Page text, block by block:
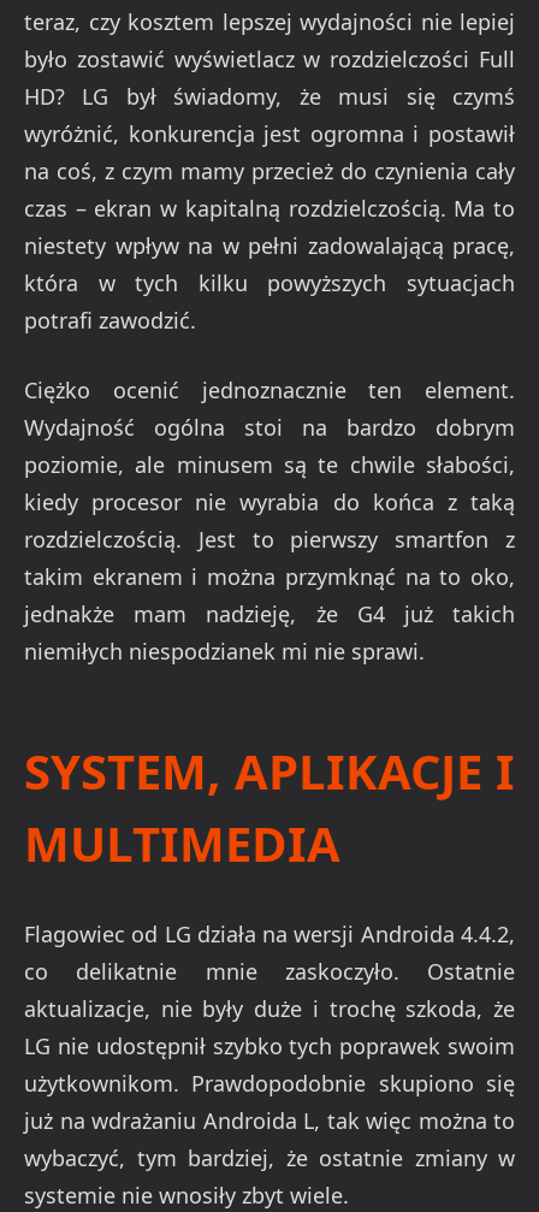
teraz, czy kosztem lepszej wydajności nie lepiej
było zostawić wyświetlacz w rozdzielczości Full
HD? LG był świadomy, że musi się czymś
wyróżnić, konkurencja jest ogromna i postawił
na coś, z czym mamy przecież do czynienia cały
czas – ekran w kapitalną rozdzielczością. Ma to
niestety wpływ na w pełni zadowalającą pracę,
która w tych kilku powyższych sytuacjach
potrafi zawodzić.
Ciężko ocenić jednoznacznie ten element.
Wydajność ogólna stoi na bardzo dobrym
poziomie, ale minusem są te chwile słabości,
kiedy procesor nie wyrabia do końca z taką
rozdzielczością. Jest to pierwszy smartfon z
takim ekranem i można przymknąć na to oko,
jednakże mam nadzieję, że G4 już takich
niemiłych niespodzianek mi nie sprawi.
SYSTEM, APLIKACJE I
MULTIMEDIA
Flagowiec od LG działa na wersji Androida 4.4.2,
co delikatnie mnie zaskoczyło. Ostatnie
aktualizacje, nie były duże i trochę szkoda, że
LG nie udostępnił szybko tych poprawek swoim
użytkownikom. Prawdopodobnie skupiono się
już na wdrażaniu Androida L, tak więc można to
wybaczyć, tym bardziej, że ostatnie zmiany w
systemie nie wnosiły zbyt wiele.